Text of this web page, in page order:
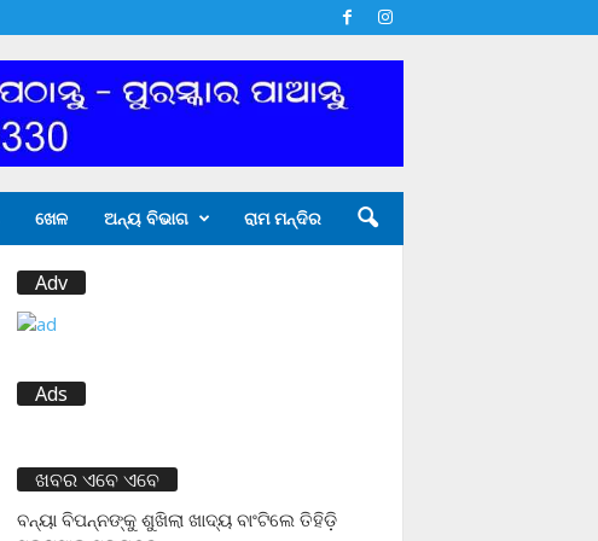
ଖେଳ ଅନ୍ୟ ବିଭାଗ ରାମ ମନ୍ଦିର
Adv
Ads
ଖବର ଏବେ ଏବେ
ବନ୍ୟା ବିପନ୍ନଙ୍କୁ ଶୁଖିଲା ଖାଦ୍ୟ ବାଂଟିଲେ ତିହିଡି଼